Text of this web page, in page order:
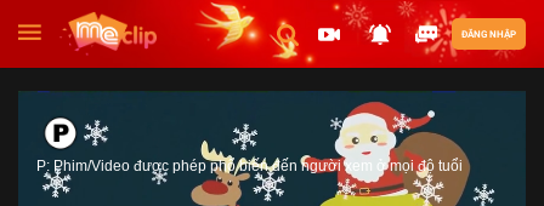
ĐĂNG NHẬP
P: Phim/Video được phép phổ biến đến người xem ở mọi độ tuổi